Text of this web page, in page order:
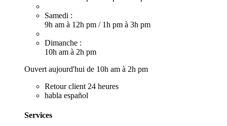
Samedi :
9h am à 12h pm / 1h pm à 3h pm
Dimanche :
10h am à 2h pm
Ouvert aujourd'hui de 10h am à 2h pm
Retour client 24 heures
habla español
Services